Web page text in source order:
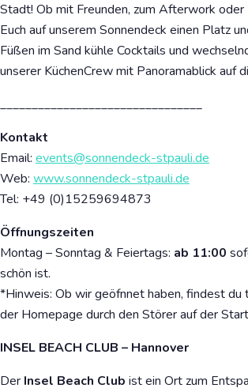
Stadt! Ob mit Freunden, zum Afterwork oder
Euch auf unserem Sonnendeck einen Platz
Füßen im Sand kühle Cocktails und
unserer KüchenCrew mit Panoramablick auf
________________________________
Kontakt
Email: events@sonnendeck-stpauli.de
Web: www.sonnendeck-stpauli.de
Tel: +49 (0)15259694873
Öffnungszeiten
Montag – Sonntag & Feiertags: ab 11:00
schön ist.
*Hinweis: Ob wir geöfnnet haben, findest du
der Homepage durch den Störer auf der
INSEL BEACH CLUB – Hannover
Der Insel Beach Club ist ein Ort zum